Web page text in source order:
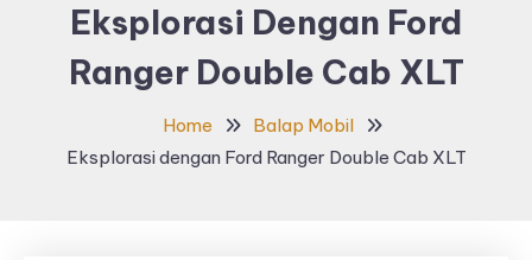
Eksplorasi Dengan Ford
Ranger Double Cab XLT
Home
Balap Mobil
Eksplorasi dengan Ford Ranger Double Cab XLT